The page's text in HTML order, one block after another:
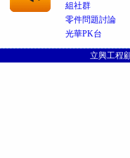
組社群
零件問題討論
光華PK台
立興工程